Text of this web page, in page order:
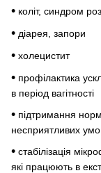
• коліт, синдром
• діарея, запори
• холецистит
• профілактика
в період вагітності
• підтримання
несприятливих
• стабілізація
які працюють в